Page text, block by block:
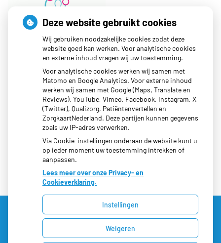
Moet ik naar de dokter?
Uw Zorg Online|Beheer
Deze website gebruikt cookies
Wij gebruiken noodzakelijke cookies zodat deze
website goed kan werken. Voor analytische cookies
en externe inhoud vragen wij uw toestemming.
Voor analytische cookies werken wij samen met
Matomo en Google Analytics. Voor externe inhoud
werken wij samen met Google (Maps, Translate en
Reviews), YouTube, Vimeo, Facebook, Instagram, X
(Twitter), Qualizorg, Patiëntenvertellen en
ZorgkaartNederland. Deze partijen kunnen gegevens
zoals uw IP-adres verwerken.
Via Cookie-instellingen onderaan de website kunt u
op ieder moment uw toestemming intrekken of
aanpassen.
Lees meer over onze Privacy- en
Cookieverklaring.
Instellingen
Weigeren